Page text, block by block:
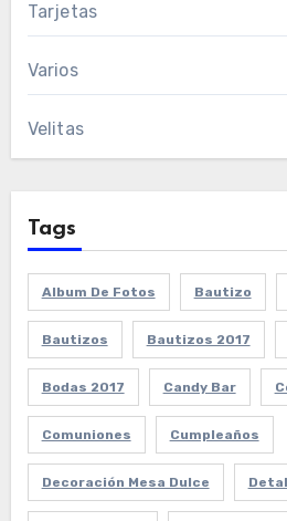
Tarjetas
Varios
Velitas
Tags
Album De Fotos Bautizo
Bautizos Bautizos 2017
Bodas 2017 Candy Bar
Comuniones Cumpleaños
Decoración Mesa Dulce